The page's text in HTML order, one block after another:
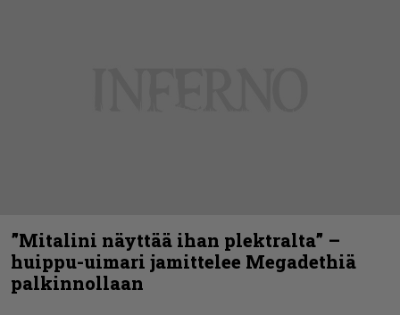
”Mitalini näyttää ihan plektralta” –
huippu-uimari jamittelee Megadethiä
palkinnollaan